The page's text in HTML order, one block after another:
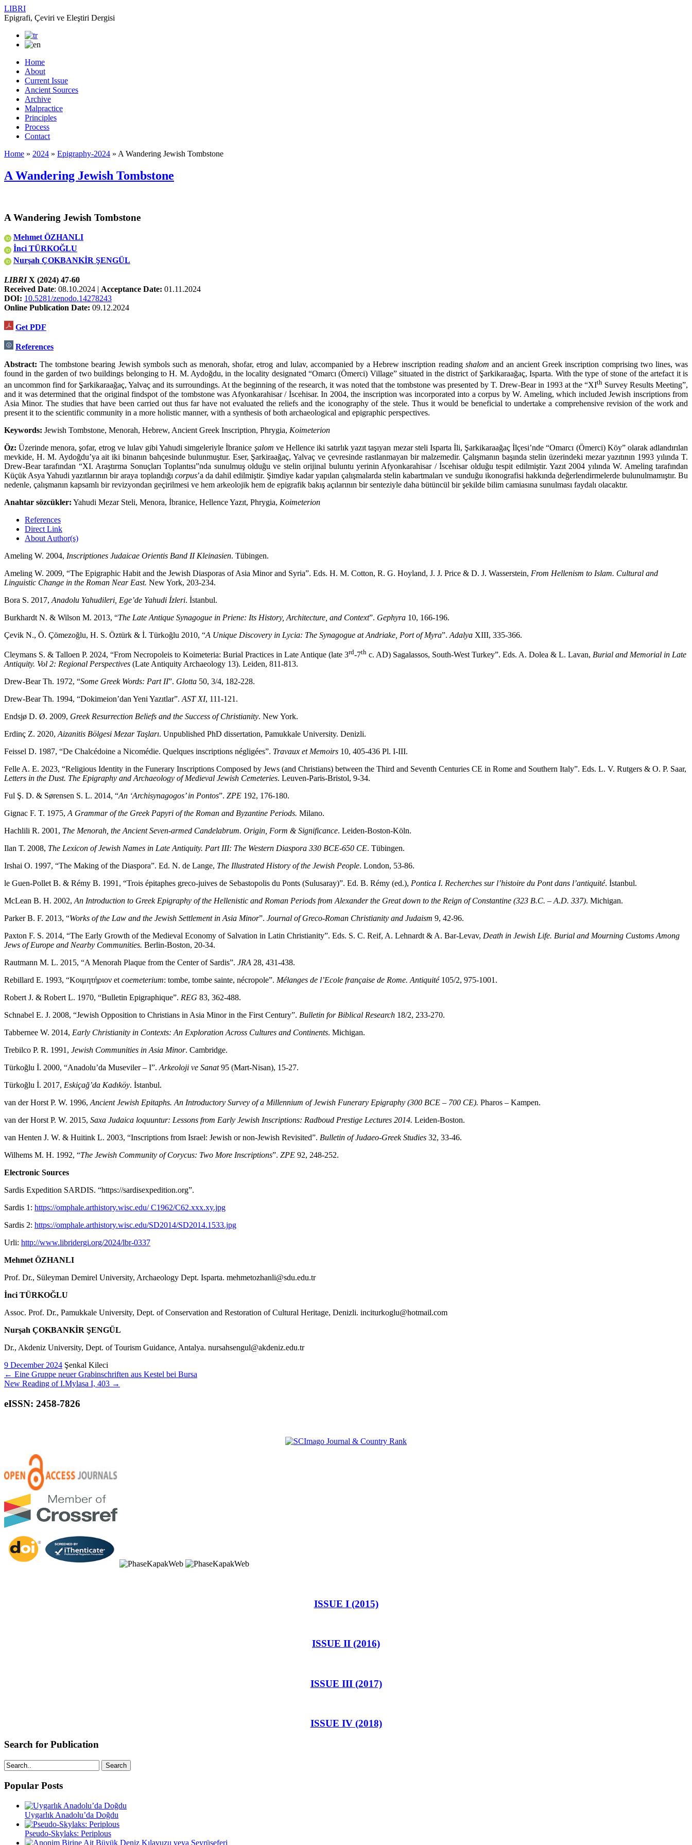
LIBRI
Epigrafi, Çeviri ve Eleştiri Dergisi
Home
About
Current Issue
Ancient Sources
Archive
Malpractice
Principles
Process
Contact
Home » 2024 » Epigraphy-2024 » A Wandering Jewish Tombstone
A Wandering Jewish Tombstone
A Wandering Jewish Tombstone
Mehmet ÖZHANLI
İnci TÜRKOĞLU
Nurşah ÇOKBANKİR ŞENGÜL
LIBRIX (2024) 47-60
Received Date: 08.10.2024 | Acceptance Date: 01.11.2024
DOI: 10.5281/zenodo.14278243
Online Publication Date: 09.12.2024
Get PDF
References
Abstract: The tombstone bearing Jewish symbols such as menorah, shofar, etrog and lulav, accompanied by a Hebrew inscription reading shalom and an ancient Greek inscription comprising two lines, was
found in the garden of two buildings belonging to H. M. Aydoğdu, in the locality designated “Omarcı (Ömerci) Village” situated in the district of Şarkikaraağaç, Isparta. With the type of stone of the artefact it is
an uncommon find for Şarkikaraağaç, Yalvaç and its surroundings. At the beginning of the research, it was noted that the tombstone was presented by T. Drew-Bear in 1993 at the “XIthSurvey Results Meeting”,
and it was determined that the original findspot of the tombstone was Afyonkarahisar / İscehisar. In 2004, the inscription was incorporated into a corpus by W. Ameling, which included Jewish inscriptions from
Asia Minor. The studies that have been carried out thus far have not evaluated the reliefs and the iconogra­phy of the stele. Thus it would be beneficial to undertake a comprehensive revision of the work and
present it to the scientific community in a more holistic manner, with a synthesis of both archaeological and epigraphic perspectives.
Keywords: Jewish Tombstone, Menorah, Hebrew, Ancient Greek Inscription, Phrygia, Koimeterion
Öz: Üzerinde menora, şofar, etrog ve lulav gibi Yahudi simgeleriyle İbranice şalom ve Hellence iki satırlık yazıt taşıyan mezar steli Isparta İli, Şarkikaraağaç İlçesi’nde “Omarcı (Ömerci) Köy” olarak adlandırılan
mevkide, H. M. Aydoğdu’ya ait iki binanın bahçesinde bulunmuştur. Eser, Şarkiraağaç, Yalvaç ve çevre­sinde rastlanmayan bir malzemedir. Çalışmanın başında stelin üzerindeki mezar yazıtının 1993 yılında T.
Drew-Bear tarafından “XI. Araştırma Sonuçları Toplantısı”nda sunulmuş olduğu ve stelin orijinal buluntu yerinin Afyonkarahisar / İscehisar olduğu tespit edilmiştir. Yazıt 2004 yılında W. Ameling tarafından
Küçük Asya Yahudi yazıtlarının bir araya toplandığı corpus’a da dahil edilmiştir. Şimdiye kadar yapılan çalışmalarda stelin kabartmaları ve sunduğu ikonografisi hakkında değerlendirmelerde bulunulmamıştır. Bu
nedenle, çalışmanın kapsamlı bir revizyondan geçirilmesi ve hem arkeolojik hem de epigrafik bakış açılarının bir senteziyle daha bütüncül bir şekilde bilim camiasına sunulması faydalı olacaktır.
Anahtar sözcükler: Yahudi Mezar Steli, Menora, İbranice, Hellence Yazıt, Phrygia, Koimeterion
References
Direct Link
About Author(s)
Ameling W. 2004, Inscriptiones Judaicae Orientis Band II Kleinasien. Tübingen.
Ameling W. 2009, “The Epigraphic Habit and the Jewish Diasporas of Asia Minor and Syria”. Eds. H. M. Cotton, R. G. Hoyland, J. J. Price & D. J. Wasserstein, From Hellenism to Islam. Cultural and
Linguistic Change in the Roman Near East. New York, 203-234.
Bora S. 2017, Anadolu Yahudileri, Ege’de Yahudi İzleri. İstanbul.
Burkhardt N. & Wilson M. 2013, “The Late Antique Synagogue in Priene: Its History, Architecture, and Context”. Gephyra 10, 166-196.
Çevik N., Ö. Çömezoğlu, H. S. Öztürk & İ. Türkoğlu 2010, “A Unique Discovery in Lycia: The Synagogue at Andriake, Port of Myra”. Adalya XIII, 335-366.
Cleymans S. & Talloen P. 2024, “From Necropoleis to Koimeteria: Burial Practices in Late Antique (late 3rd-7th c. AD) Sagalassos, South-West Turkey”. Eds. A. Dolea & L. Lavan, Burial and Memorial in Late
Antiquity. Vol 2: Regional Perspectives (Late Antiquity Archaeology 13). Leiden, 811-813.
Drew-Bear Th. 1972, “Some Greek Words: Part II”. Glotta 50, 3/4, 182-228.
Drew-Bear Th. 1994, “Dokimeion’dan Yeni Yazıtlar”.AST XI, 111-121.
Endsjø D. Ø. 2009, Greek Resurrection Beliefs and the Success of Christianity. New York.
Erdinç Z. 2020,Aizanitis Bölgesi Mezar Taşları. Unpublished PhD dissertation, Pamukkale University. Denizli.
Feissel D. 1987, “De Chalcédoine a Nicomédie. Quelques inscriptions négligées”. Travaux et Memoirs 10, 405-436 Pl. I-III.
Felle A. E. 2023, “Religious Identity in the Funerary Inscriptions Composed by Jews (and Christians) between the Third and Seventh Centuries CE in Rome and Southern Italy”. Eds. L. V. Rutgers & O. P. Saar,
Letters in the Dust. The Epigraphy and Archaeology of Medieval Jewish Cemeteries. Leuven-Paris-Bristol, 9-34.
Ful Ş. D. & Sørensen S. L. 2014, “An ‘Archisynagogos’ in Pontos”. ZPE 192, 176-180.
Gignac F. T. 1975,A Grammar of the Greek Papyri of the Roman and Byzantine Periods. Milano.
Hachlili R. 2001, The Menorah, the Ancient Seven-armed Candelabrum. Origin, Form & Significance. Leiden-Boston-Köln.
Ilan T. 2008, The Lexicon of Jewish Names in Late Antiquity. Part III: The Western Diaspora 330 BCE-650 CE. Tübingen.
Irshai O. 1997, “The Making of the Diaspora”. Ed. N. de Lange, The Illustrated History of the Jewish People. London, 53-86.
le Guen-Pollet B. & Rémy B. 1991, “Trois épitaphes greco-juives de Sebastopolis du Ponts (Sulusaray)”. Ed. B. Rémy (ed.), Pontica I. Recherches sur l’histoire du Pont dans l’antiquité. İstanbul.
McLean B. H. 2002,An Introduction to Greek Epigraphy of the Hellenistic and Roman Periods from Alexander the Great down to the Reign of Constantine (323 B.C. – A.D. 337). Michigan.
Parker B. F. 2013, “Works of the Law and the Jewish Settlement in Asia Minor”. Journal of Greco-Roman Christianity and Judaism 9, 42-96.
Paxton F. S. 2014, “The Early Growth of the Medieval Economy of Salvation in Latin Christianity”. Eds. S. C. Reif, A. Lehnardt & A. Bar-Levav, Death in Jewish Life. Burial and Mourning Customs Among
Jews of Europe and Nearby Communities. Berlin-Boston, 20-34.
Rautmann M. L. 2015, “A Menorah Plaque from the Center of Sardis”. JRA 28, 431-438.
Rebillard E. 1993, “Κοιμητήριον etcoemeterium: tombe, tombe sainte, nécropole”. Mélanges de l’Ecole française de Rome. Antiquité 105/2, 975-1001.
Robert J. & Robert L. 1970, “Bulletin Epigraphique”. REG 83, 362-488.
Schnabel E. J. 2008, “Jewish Opposition to Christians in Asia Minor in the First Century”. Bulletin for Biblical Research 18/2, 233-270.
Tabbernee W. 2014, Early Christianity in Contexts: An Exploration Across Cultures and Continents. Michigan.
Trebilco P. R. 1991, Jewish Communities in Asia Minor. Cambridge.
Türkoğlu İ. 2000, “Anadolu’da Museviler – I”.Arkeoloji ve Sanat95 (Mart-Nisan), 15-27.
Türkoğlu İ. 2017, Eskiçağ’da Kadıköy. İstanbul.
van der Horst P. W. 1996,Ancient Jewish Epitaphs. An Introductory Survey of a Millennium of Jewish Funerary Epigraphy (300 BCE – 700 CE). Pharos – Kampen.
van der Horst P. W. 2015, Saxa Judaica loquuntur: Lessons from Early Jewish Inscriptions: Radboud Prestige Lectures 2014. Leiden-Boston.
van Henten J. W. & Huitink L. 2003, “Inscriptions from Israel: Jewish or non-Jewish Revisited”. Bulletin of Judaeo-Greek Studies 32, 33-46.
Wilhems M. H. 1992, “The Jewish Community of Corycus: Two More Inscriptions”. ZPE 92, 248-252.
Electronic Sources
Sardis Expedition SARDIS. “https://sardisexpedition.org”.
Sardis 1: https://omphale.arthistory.wisc.edu/ C1962/C62.xxx.xy.jpg
Sardis 2: https://omphale.arthistory.wisc.edu/SD2014/SD2014.1533.jpg
Urli: http://www.libridergi.org/2024/lbr-0337
Mehmet ÖZHANLI
Prof. Dr., Süleyman Demirel University, Archaeology Dept. Isparta. mehmetozhanli@sdu.edu.tr
İnci TÜRKOĞLU
Assoc. Prof. Dr., Pamukkale University, Dept. of Conservation and Restoration of Cultural Heritage, Denizli. inciturkoglu@hotmail.com
Nurşah ÇOKBANKİR ŞENGÜL
Dr., Akdeniz University, Dept. of Tourism Guidance, Antalya. nursahsengul@akdeniz.edu.tr
9 December 2024 Şenkal Kileci
← Eine Gruppe neuer Grabinschriften aus Kestel bei Bursa
New Reading of I.Mylasa I, 403 →
eISSN: 2458-7826
ISSUE I (2015)
ISSUE II (2016)
ISSUE III (2017)
ISSUE IV (2018)
Search for Publication
Search
Popular Posts
Uygarlık Anadolu’da Doğdu
Pseudo-Skylaks: Periplous